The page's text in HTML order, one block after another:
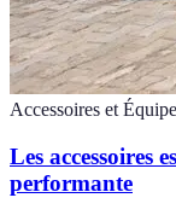
Accessoires et
Les accessoires
performante